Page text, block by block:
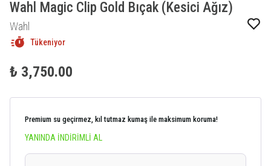
Wahl
Wahl Magic Clip Gold Bıçak (Kesici Ağız)
Tükeniyor
₺ 3,750.00
Premium su geçirmez, kıl tutmaz kumaş ile maksimum koruma!
YANINDA İNDİRİMLİ AL